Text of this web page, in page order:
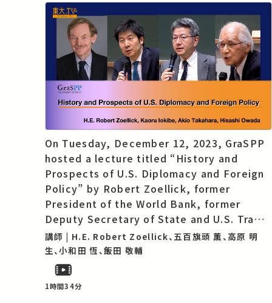
On Tuesday, December 12, 2023, GraSPP
hosted a lecture titled “History and
Prospects of U.S. Diplomacy and Foreign
Policy” by Robert Zoellick, former
President of the World Bank, former
Deputy Secretary of State and U.S. Trade
Representative. Mr. Zoellick published a
book titled America in the World: A
History of U.S. Diplomacy and Foreign
Policy in 2020, and the Japanese version
of his book ap…
講師 | H.E. Robert Zoellick、五百旗頭 薫、高原 明
生、小和田 恆、飯田 敬輔
1時間34分